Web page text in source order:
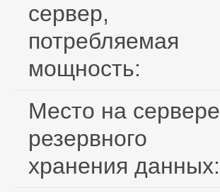
сервер,
потребляемая
мощность:
Место на сервере
резервного
хранения данных: